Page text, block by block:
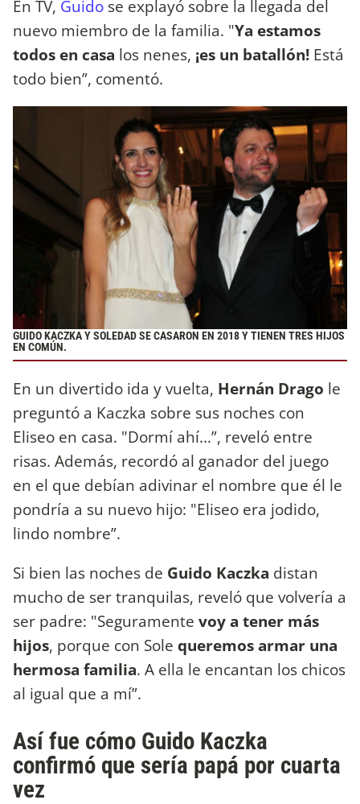
En TV, Guido se explayó sobre la llegada del
nuevo miembro de la familia. "Ya estamos
todos en casa los nenes, ¡es un batallón! Está
todo bien”, comentó.
GUIDO KACZKA Y SOLEDAD SE CASARON EN 2018 Y TIENEN TRES HIJOS
EN COMÚN.
En un divertido ida y vuelta, Hernán Drago le
preguntó a Kaczka sobre sus noches con
Eliseo en casa. "Dormí ahí...”, reveló entre
risas. Además, recordó al ganador del juego
en el que debían adivinar el nombre que él le
pondría a su nuevo hijo: "Eliseo era jodido,
lindo nombre”.
Si bien las noches de Guido Kaczka distan
mucho de ser tranquilas, reveló que volvería a
ser padre: "Seguramente voy a tener más
hijos, porque con Sole queremos armar una
hermosa familia. A ella le encantan los chicos
al igual que a mí”.
Así fue cómo Guido Kaczka
confirmó que sería papá por cuarta
vez